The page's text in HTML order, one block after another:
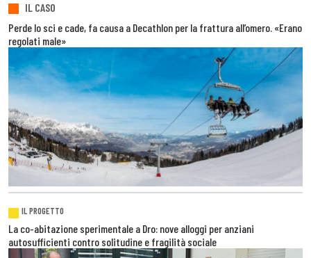
IL CASO
Perde lo sci e cade, fa causa a Decathlon per la frattura all’omero. «Erano
regolati male»
IL PROGETTO
La co-abitazione sperimentale a Dro: nove alloggi per anziani
autosufficienti contro solitudine e fragilità sociale